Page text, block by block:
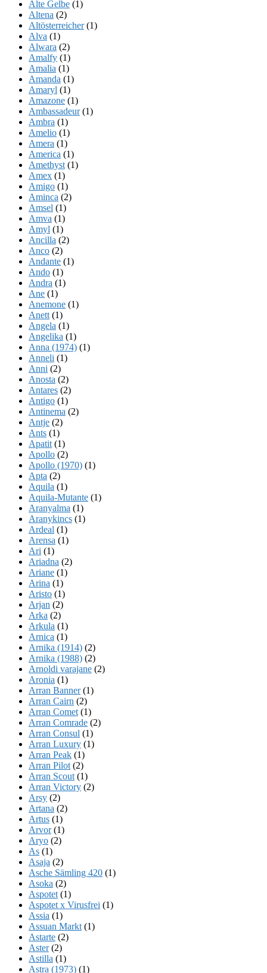
Alte Gelbe (1)
Altena (2)
Altösterreicher(1)
Alva (1)
Alwara (2)
Amalfy (1)
Amalia (1)
Amanda (1)
Amaryl (1)
Amazone (1)
Ambassadeur(1)
Ambra (1)
Amelio (1)
Amera (1)
America (1)
Amethyst (1)
Amex (1)
Amigo (1)
Aminca (2)
Amsel (1)
Amva (1)
Amyl (1)
Ancilla (2)
Anco (2)
Andante (1)
Ando (1)
Andra (1)
Ane (1)
Anemone (1)
Anett (1)
Angela (1)
Angelika (1)
Anna (1974) (1)
Anneli (1)
Anni (2)
Anosta (2)
Antares (2)
Antigo (1)
Antinema (2)
Antje (2)
Ants (1)
Apatit (1)
Apollo (2)
Apollo (1970) (1)
Apta (2)
Aquila (1)
Aquila-Mutante (1)
Aranyalma (1)
Aranykincs (1)
Ardeal (1)
Arensa (1)
Ari (1)
Ariadna (2)
Ariane (1)
Arina (1)
Aristo (1)
Arjan (2)
Arka (2)
Arkula (1)
Arnica (1)
Arnika (1914) (2)
Arnika (1988) (2)
Arnoldi varajane (2)
Aronia (1)
Arran Banner(1)
Arran Cairn (2)
Arran Comet (1)
Arran Comrade (2)
Arran Consul (1)
Arran Luxury (1)
Arran Peak (1)
Arran Pilot (2)
Arran Scout (1)
Arran Victory (2)
Arsy (2)
Artana (2)
Artus (1)
Arvor(1)
Aryo (2)
As (1)
Asaja (2)
Asche Sämling 420 (1)
Asoka (2)
Aspotet (1)
Aspotet x Virusfrei (1)
Assia (1)
Assuan Markt (1)
Astarte (2)
Aster(2)
Astilla (1)
Astra (1973) (1)